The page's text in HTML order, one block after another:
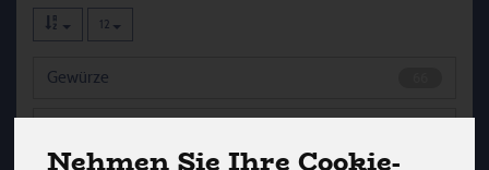
Nehmen Sie Ihre Cookie-
12
Gewürze